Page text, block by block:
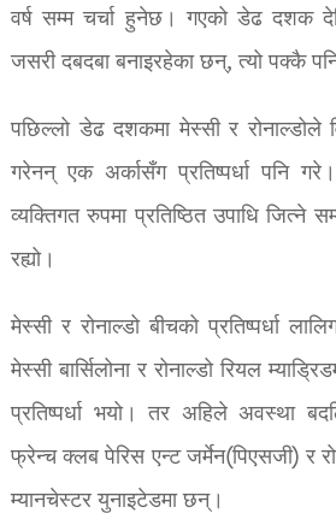
वर्ष सम्म चर्चा हुनेछ। गएको डेढ दशक
जसरी दबदबा बनाइरहेका छन्, त्यो पक्कै
पछिल्लो डेढ दशकमा मेस्सी र रोनाल्डोले
गरेनन् एक अर्कासँग प्रतिष्पर्धा पनि
व्यक्तिगत रुपमा प्रतिष्ठित उपाधि जित्ने
रह्यो।
मेस्सी र रोनाल्डो बीचको प्रतिष्पर्धा
मेस्सी बार्सिलोना र रोनाल्डो रियल
प्रतिष्पर्धा भयो। तर अहिले अवस्था
फ्रेन्च क्लब पेरिस एन्ट जर्मेन(पिएसजी) र
म्यानचेस्टर युनाइटेडमा छन्।